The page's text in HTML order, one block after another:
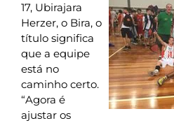
17, Ubirajara
Herzer, o Bira, o
título significa
que a equipe
está no
caminho certo.
“Agora é
ajustar os